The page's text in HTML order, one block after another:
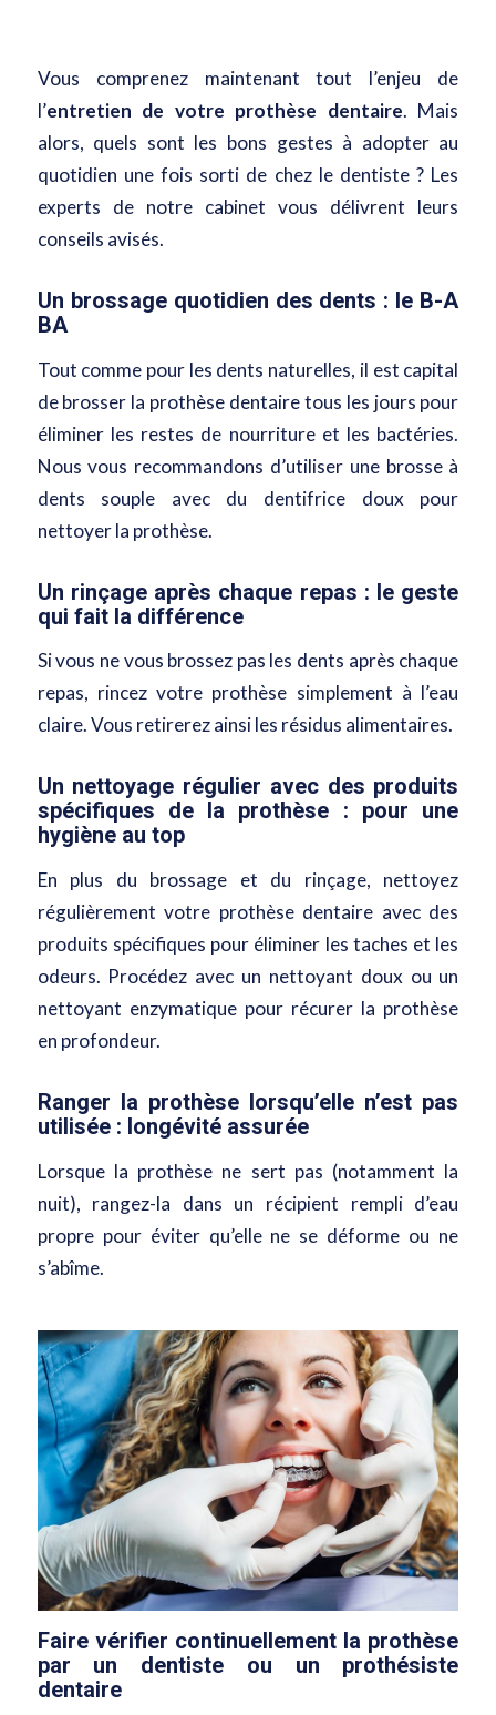
Vous comprenez maintenant tout l’enjeu de
l’entretien de votre prothèse dentaire. Mais
alors, quels sont les bons gestes à adopter au
quotidien une fois sorti de chez le dentiste ? Les
experts de notre cabinet vous délivrent leurs
conseils avisés.
Un brossage quotidien des dents : le B-A
BA
Tout comme pour les dents naturelles, il est capital
de brosser la prothèse dentaire tous les jours pour
éliminer les restes de nourriture et les bactéries.
Nous vous recommandons d’utiliser une brosse à
dents souple avec du dentifrice doux pour
nettoyer la prothèse.
Un rinçage après chaque repas : le geste
qui fait la différence
Si vous ne vous brossez pas les dents après chaque
repas, rincez votre prothèse simplement à l’eau
claire. Vous retirerez ainsi les résidus alimentaires.
Un nettoyage régulier avec des produits
spécifiques de la prothèse : pour une
hygiène au top
En plus du brossage et du rinçage, nettoyez
régulièrement votre prothèse dentaire avec des
produits spécifiques pour éliminer les taches et les
odeurs. Procédez avec un nettoyant doux ou un
nettoyant enzymatique pour récurer la prothèse
en profondeur.
Ranger la prothèse lorsqu’elle n’est pas
utilisée : longévité assurée
Lorsque la prothèse ne sert pas (notamment la
nuit), rangez-la dans un récipient rempli d’eau
propre pour éviter qu’elle ne se déforme ou ne
s’abîme.
Faire vérifier continuellement la prothèse
par un dentiste ou un prothésiste
dentaire